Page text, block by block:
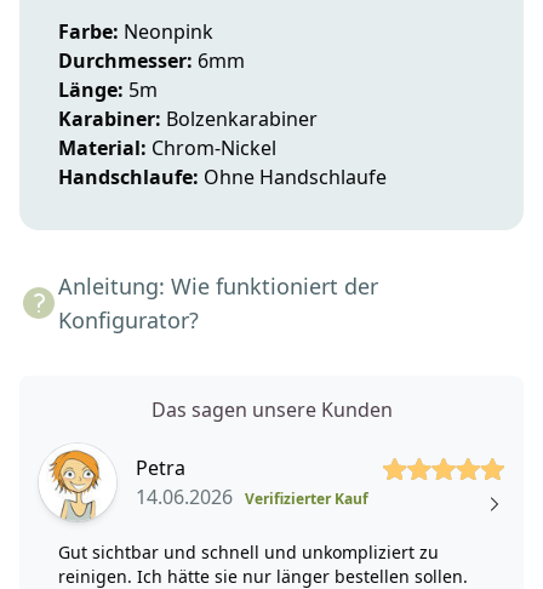
Anleitung: Wie funktioniert der
Konfigurator?
Das sagen unsere Kunden
Petra
14.06.2026 Verifizierter Kauf
5 von 5 Sterne
Gut sichtbar und schnell und unkompliziert zu
reinigen. Ich hätte sie nur länger bestellen sollen.
Farbe: Neonpink
Durchmesser: 6mm
Länge: 5m
Karabiner: Bolzenkarabiner
Material: Chrom-Nickel
Handschlaufe: Ohne Handschlaufe